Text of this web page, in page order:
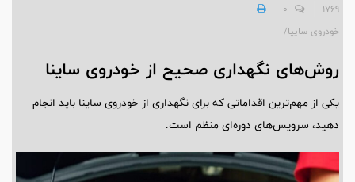
1769
0
خودروی سایپا/
روش‌های نگهداری صحیح از خودروی ساینا
یکی از مهم‌ترین اقداماتی که برای نگهداری از خودروی ساینا باید انجام
دهید، سرویس‌های دوره‌ای منظم است.